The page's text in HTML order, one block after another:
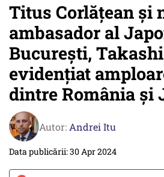
Titus Corlățean și
ambasador al
București,
evidențiat
dintre România și
Autor: Andrei Itu
Data publicării: 30 Apr 2024